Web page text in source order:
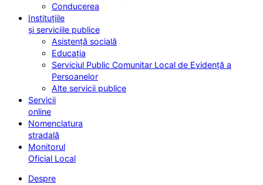
Conducerea
Instituțiile
și serviciile publice
Asistență socială
Educația
Serviciul Public Comunitar Local de Evidență a
Persoanelor
Alte servicii publice
Servicii
online
Nomenclatura
stradală
Monitorul
Oficial Local
Despre